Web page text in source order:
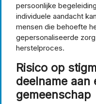
persoonlijke
individuele aandacht
mensen die behoefte
gepersonaliseerde
herstelproces.
Risico op
deelname
gemeenschap